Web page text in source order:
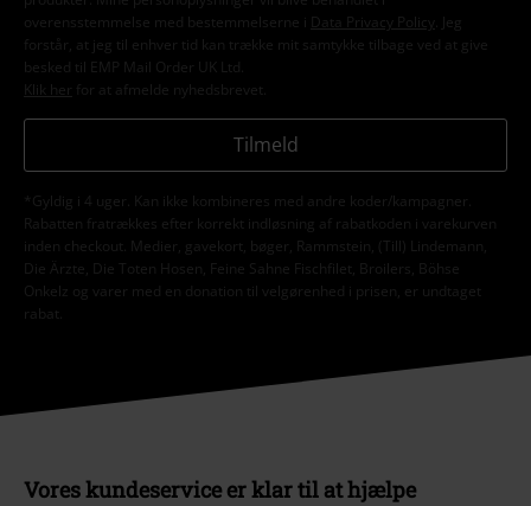
overensstemmelse med bestemmelserne i
Data Privacy Policy
. Jeg
forstår, at jeg til enhver tid kan trække mit samtykke tilbage ved at give
besked til EMP Mail Order UK Ltd.
Klik her
for at afmelde nyhedsbrevet.
Tilmeld
*Gyldig i 4 uger. Kan ikke kombineres med andre koder/kampagner.
Rabatten fratrækkes efter korrekt indløsning af rabatkoden i varekurven
inden checkout. Medier, gavekort, bøger, Rammstein, (Till) Lindemann,
Die Ärzte, Die Toten Hosen, Feine Sahne Fischfilet, Broilers, Böhse
Onkelz og varer med en donation til velgørenhed i prisen, er undtaget
rabat.
Vores kundeservice er klar til at hjælpe